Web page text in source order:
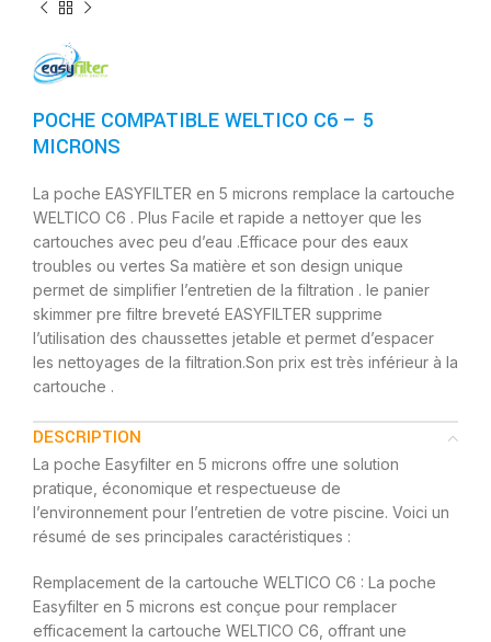
POCHE COMPATIBLE WELTICO C6 – 5
MICRONS
La poche EASYFILTER en 5 microns remplace la cartouche
WELTICO C6 . Plus Facile et rapide a nettoyer que les
cartouches avec peu d’eau .Efficace pour des eaux
troubles ou vertes Sa matière et son design unique
permet de simplifier l’entretien de la filtration . le panier
skimmer pre filtre breveté EASYFILTER supprime
l’utilisation des chaussettes jetable et permet d’espacer
les nettoyages de la filtration.Son prix est très inférieur à la
cartouche .
DESCRIPTION
La poche Easyfilter en 5 microns offre une solution
pratique, économique et respectueuse de
l’environnement pour l’entretien de votre piscine. Voici un
résumé de ses principales caractéristiques :
Remplacement de la cartouche WELTICO C6 : La poche
Easyfilter en 5 microns est conçue pour remplacer
efficacement la cartouche WELTICO C6, offrant une